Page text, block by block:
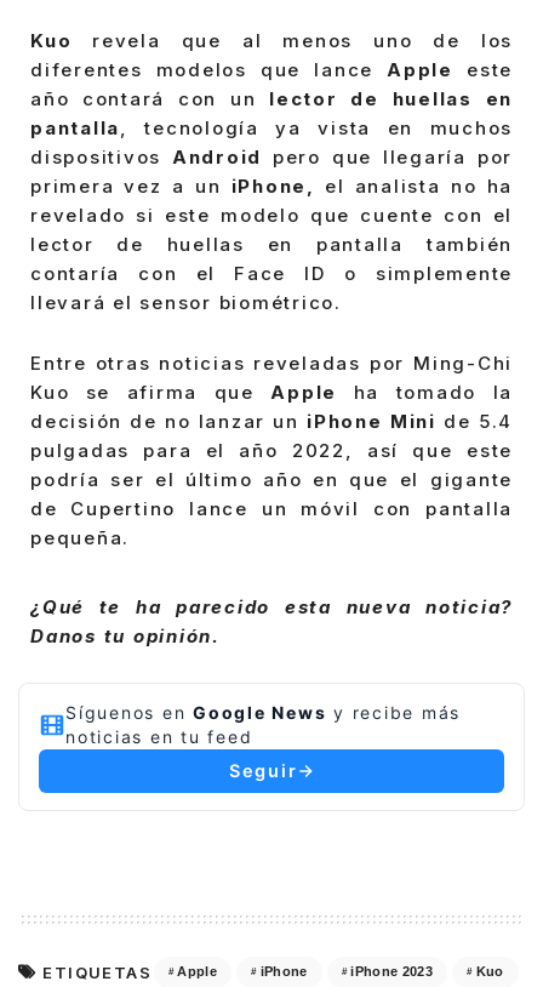
Kuo revela que al menos uno de los
diferentes modelos que lanceApple este
año contará con un lector de huellas en
pantalla, tecnología ya vista en muchos
dispositivos Android pero que llegaría por
primera vez a un iPhone, el analista no ha
revelado si este modelo que cuente con el
lector de huellas en pantalla también
contaría con el Face ID o simplemente
llevará el sensor biométrico.
Entre otras noticias reveladas por Ming-Chi
Kuo se afirma que Apple ha tomado la
decisión de no lanzar un iPhone Mini de 5.4
pulgadas para el año 2022, así que este
podría ser el último año en que el gigante
de Cupertino lance un móvil con pantalla
pequeña.
¿Qué te ha parecido esta nueva noticia?
Danos tu opinión.
Síguenos en Google News y recibe más
noticias en tu feed
Seguir
ETIQUETAS Apple iPhone iPhone 2023 Kuo